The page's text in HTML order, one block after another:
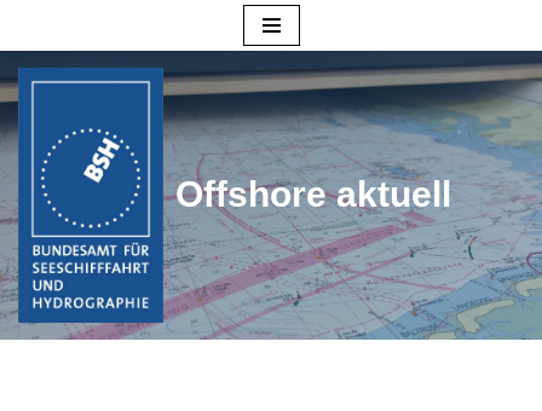
Inhalt
Offshore aktuell